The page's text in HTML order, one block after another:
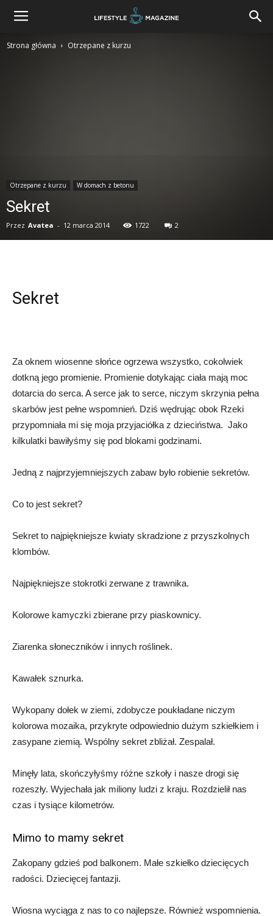
Strona główna Otrzepane z kurzu
Otrzepane z kurzu W domach z betonu
Sekret
Przez Avatea - 12 marca 2014 1722 2
Sekret
Za oknem wiosenne słońce ogrzewa wszystko, cokolwiek
dotkną jego promienie. Promienie dotykając ciała mają moc
dotarcia do serca. A serce jak to serce, niczym skrzynia pełna
skarbów jest pełne wspomnień. Dziś wędrując obok Rzeki
przypomniała mi się moja przyjaciółka z dzieciństwa. Jako
kilkulatki bawiłyśmy się pod blokami godzinami.
Jedną z najprzyjemniejszych zabaw było robienie sekretów.
Co to jest sekret?
Sekret to najpiękniejsze kwiaty skradzione z przyszkolnych
klombów.
Najpiękniejsze stokrotki zerwane z trawnika.
Kolorowe kamyczki zbierane przy piaskownicy.
Ziarenka słoneczników i innych roślinek.
Kawałek sznurka.
Wykopany dołek w ziemi, zdobycze poukładane niczym
kolorowa mozaika, przykryte odpowiednio dużym szkiełkiem i
zasypane ziemią. Wspólny sekret zbliżał. Zespalał.
Minęły lata, skończyłyśmy różne szkoły i nasze drogi się
rozeszły. Wyjechała jak miliony ludzi z kraju. Rozdzielił nas
czas i tysiące kilometrów.
Mimo to mamy sekret
Zakopany gdzieś pod balkonem. Małe szkiełko dziecięcych
radości. Dziecięcej fantazji.
Wiosna wyciąga z nas to co najlepsze. Również wspomnienia.